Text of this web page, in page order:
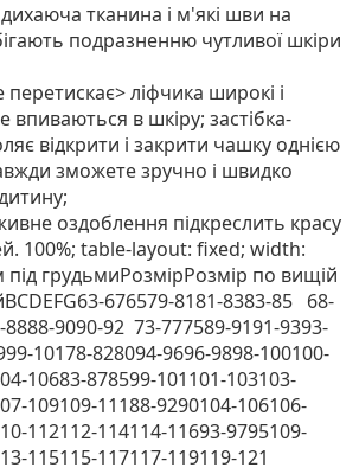
тканина і м'які шви на
подразненню чутливої ​​шкіри
перетискає> ліфчика широкі і
впиваються в шкіру; застібка-
відкрити і закрити чашку однією
зможете зручно і швидко
оздоблення підкреслить красу
100%; table-layout: fixed; width:
грудьмиРозмірРозмір по вищій
676579-8181-8383-85 68-
9090-92 73-777589-9191-9393-
10178-828094-9696-9898-100100-
10683-878599-101101-103103-
109109-11188-9290104-106106-
112112-114114-11693-9795109-
115115-117117-119119-121